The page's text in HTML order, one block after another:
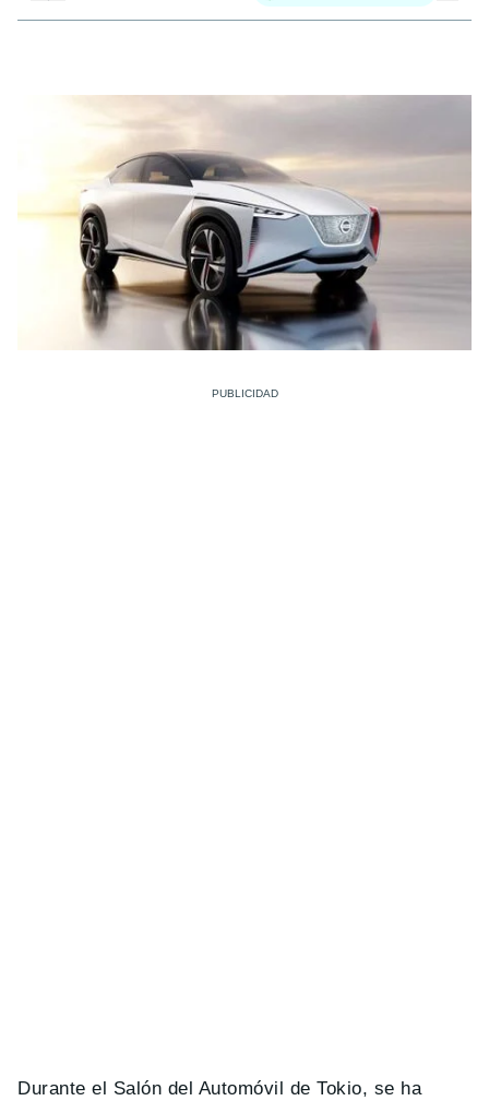
Durante el Salón del Automóvil de Tokio, se ha